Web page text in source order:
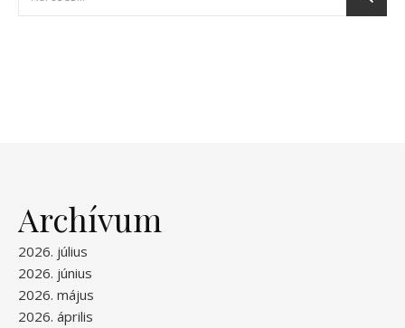
Archívum
2026. július
2026. június
2026. május
2026. április